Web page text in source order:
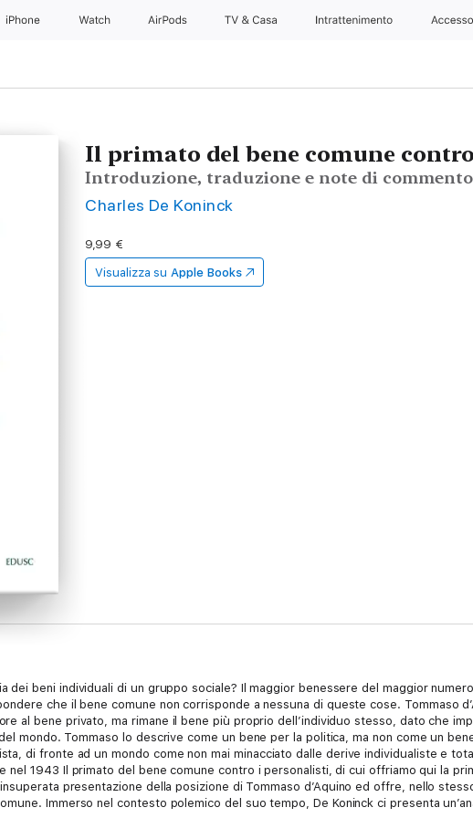
iPhone Watch AirPods TV & Casa Intrattenimento
Il primato del bene comune
Introduzione, traduzione e note di
Charles De Koninck
9,99 €
Visualizza su Apple Books
dei beni individuali di un gruppo sociale? Il maggior benessere del maggior
che il bene comune non corrisponde a nessuna di queste cose. Tommaso
al bene privato, ma rimane il bene più proprio dell’individuo stesso, dato che
mondo. Tommaso lo descrive come un bene per la politica, ma non come un
di fronte ad un mondo come non mai minacciato dalle derive individualiste e
nel 1943 Il primato del bene comune contro i personalisti, di cui offriamo qui la
presentazione della posizione di Tommaso d’Aquino ed offre, nello
Immerso nel contesto polemico del suo tempo, De Koninck ci presenta